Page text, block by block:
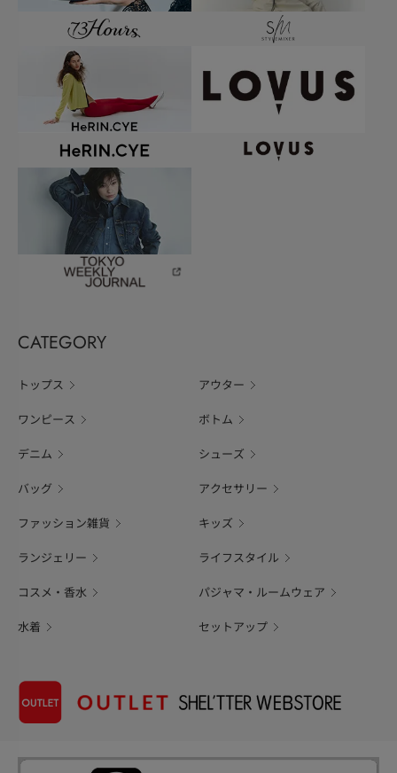
CATEGORY
トップス アウター
ワンピース ボトム
デニム シューズ
バッグ アクセサリー
ファッション雑貨 キッズ
ランジェリー ライフスタイル
コスメ・香水 パジャマ・ルームウェア
水着 セットアップ